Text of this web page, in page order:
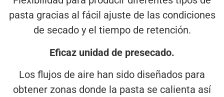
pasta gracias al fácil ajuste de las condiciones
de secado y el tiempo de retención.
Eficaz unidad de presecado.
Los flujos de aire han sido diseñados para
obtener zonas donde la pasta se calienta así